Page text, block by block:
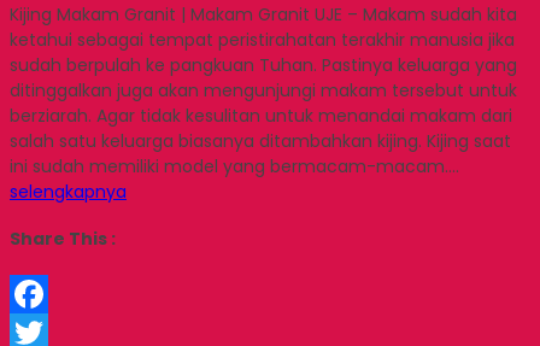
Kijing Makam Granit | Makam Granit UJE – Makam sudah kita
ketahui sebagai tempat peristirahatan terakhir manusia jika
sudah berpulah ke pangkuan Tuhan. Pastinya keluarga yang
ditinggalkan juga akan mengunjungi makam tersebut untuk
berziarah. Agar tidak kesulitan untuk menandai makam dari
salah satu keluarga biasanya ditambahkan kijing. Kijing saat
ini sudah memiliki model yang bermacam-macam….
selengkapnya
Share This :
Facebook